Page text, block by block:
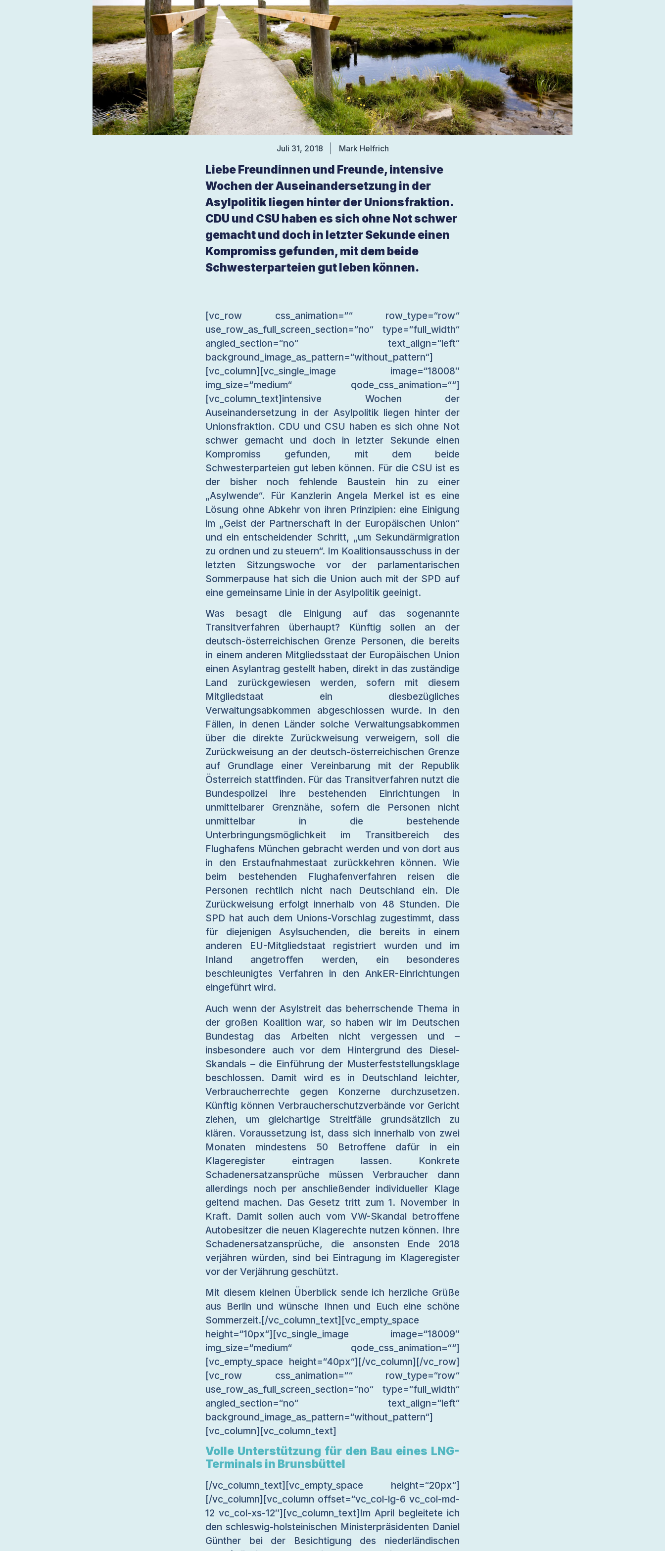
Juli 31, 2018 Mark Helfrich
Liebe Freundinnen und Freunde, intensive
Wochen der Auseinandersetzung in der
Asylpolitik liegen hinter der Unionsfraktion.
CDU und CSU haben es sich ohne Not schwer
gemacht und doch in letzter Sekunde einen
Kompromiss gefunden, mit dem beide
Schwesterparteien gut leben können.
[vc_row css_animation=““ row_type=“row“
use_row_as_full_screen_section=“no“ type=“full_width“
angled_section=“no“ text_align=“left“
background_image_as_pattern=“without_pattern“]
[vc_column][vc_single_image image=“18008″
img_size=“medium“ qode_css_animation=““]
[vc_column_text]intensive Wochen der
Auseinandersetzung in der Asylpolitik liegen hinter der
Unionsfraktion. CDU und CSU haben es sich ohne Not
schwer gemacht und doch in letzter Sekunde einen
Kompromiss gefunden, mit dem beide
Schwesterparteien gut leben können. Für die CSU ist es
der bisher noch fehlende Baustein hin zu einer
„Asylwende“. Für Kanzlerin Angela Merkel ist es eine
Lösung ohne Abkehr von ihren Prinzipien: eine Einigung
im „Geist der Partnerschaft in der Europäischen Union“
und ein entscheidender Schritt, „um Sekundärmigration
zu ordnen und zu steuern“. Im Koalitionsausschuss in der
letzten Sitzungswoche vor der parlamentarischen
Sommerpause hat sich die Union auch mit der SPD auf
eine gemeinsame Linie in der Asylpolitik geeinigt.
Was besagt die Einigung auf das sogenannte
Transitverfahren überhaupt? Künftig sollen an der
deutsch-österreichischen Grenze Personen, die bereits
in einem anderen Mitgliedsstaat der Europäischen Union
einen Asylantrag gestellt haben, direkt in das zuständige
Land zurückgewiesen werden, sofern mit diesem
Mitgliedstaat ein diesbezügliches
Verwaltungsabkommen abgeschlossen wurde. In den
Fällen, in denen Länder solche Verwaltungsabkommen
über die direkte Zurückweisung verweigern, soll die
Zurückweisung an der deutsch-österreichischen Grenze
auf Grundlage einer Vereinbarung mit der Republik
Österreich stattfinden. Für das Transitverfahren nutzt die
Bundespolizei ihre bestehenden Einrichtungen in
unmittelbarer Grenznähe, sofern die Personen nicht
unmittelbar in die bestehende
Unterbringungsmöglichkeit im Transitbereich des
Flughafens München gebracht werden und von dort aus
in den Erstaufnahmestaat zurückkehren können. Wie
beim bestehenden Flughafenverfahren reisen die
Personen rechtlich nicht nach Deutschland ein. Die
Zurückweisung erfolgt innerhalb von 48 Stunden. Die
SPD hat auch dem Unions-Vorschlag zugestimmt, dass
für diejenigen Asylsuchenden, die bereits in einem
anderen EU-Mitgliedstaat registriert wurden und im
Inland angetroffen werden, ein besonderes
beschleunigtes Verfahren in den AnkER-Einrichtungen
eingeführt wird.
Auch wenn der Asylstreit das beherrschende Thema in
der großen Koalition war, so haben wir im Deutschen
Bundestag das Arbeiten nicht vergessen und –
insbesondere auch vor dem Hintergrund des Diesel-
Skandals – die Einführung der Musterfeststellungsklage
beschlossen. Damit wird es in Deutschland leichter,
Verbraucherrechte gegen Konzerne durchzusetzen.
Künftig können Verbraucherschutzverbände vor Gericht
ziehen, um gleichartige Streitfälle grundsätzlich zu
klären. Voraussetzung ist, dass sich innerhalb von zwei
Monaten mindestens 50 Betroffene dafür in ein
Klageregister eintragen lassen. Konkrete
Schadenersatzansprüche müssen Verbraucher dann
allerdings noch per anschließender individueller Klage
geltend machen. Das Gesetz tritt zum 1. November in
Kraft. Damit sollen auch vom VW-Skandal betroffene
Autobesitzer die neuen Klagerechte nutzen können. Ihre
Schadenersatzansprüche, die ansonsten Ende 2018
verjähren würden, sind bei Eintragung im Klageregister
vor der Verjährung geschützt.
Mit diesem kleinen Überblick sende ich herzliche Grüße
aus Berlin und wünsche Ihnen und Euch eine schöne
Sommerzeit.[/vc_column_text][vc_empty_space
height=“10px“][vc_single_image image=“18009″
img_size=“medium“ qode_css_animation=““]
[vc_empty_space height=“40px“][/vc_column][/vc_row]
[vc_row css_animation=““ row_type=“row“
use_row_as_full_screen_section=“no“ type=“full_width“
angled_section=“no“ text_align=“left“
background_image_as_pattern=“without_pattern“]
[vc_column][vc_column_text]
Volle Unterstützung für den Bau eines LNG-
Terminals in Brunsbüttel
[/vc_column_text][vc_empty_space height=“20px“]
[/vc_column][vc_column offset=“vc_col-lg-6 vc_col-md-
12 vc_col-xs-12″][vc_column_text]Im April begleitete ich
den schleswig-holsteinischen Ministerpräsidenten Daniel
Günther bei der Besichtigung des niederländischen